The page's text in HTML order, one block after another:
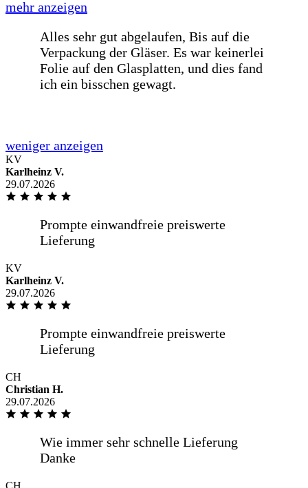
KV
Karlheinz V.
29.07.2026
KV
Karlheinz V.
29.07.2026
CH
Christian H.
29.07.2026
CH
Alles bestens, gerne wieder.
Fensterscheiben bereits seit 6 Jahren im
Alles bestens
Spiegel nach Maß bestellt, hat auf den
Fahrer, sehr freundlich
Saubere Arbeit, hervorragende Qualität
und gute -online Beratung Sehr zu